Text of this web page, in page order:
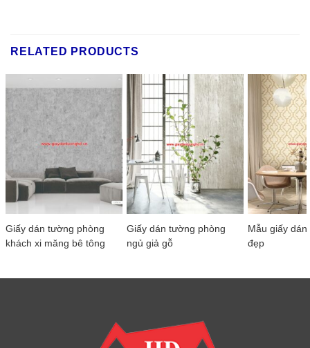
RELATED PRODUCTS
Giấy dán tường phòng
khách xi măng bê tông
Giấy dán tường phòng
ngủ giả gỗ
Mẫu giấy
đẹp